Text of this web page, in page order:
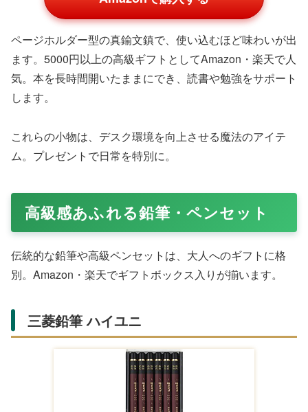
書籍を固定する独特形状のブッククリップ。くすみカラー
がスタイリッシュで、内容が見やすい設計。2000円以内
し、本好きへのギフトに最適です。
コクヨ 本に寄り添う文鎮 真鍮製